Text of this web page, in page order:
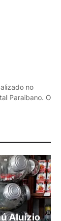
no
Paraibano. O
Aluízio